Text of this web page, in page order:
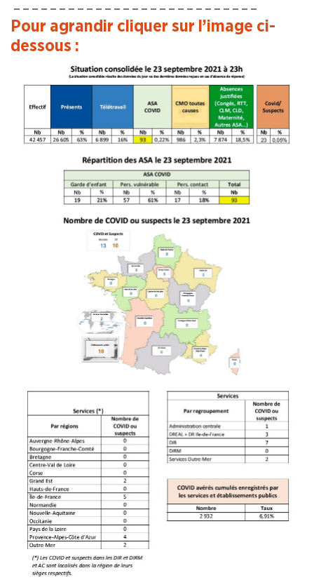
– – – – – – – – – – – – – – – – – – – – – – – – – – –
Pour agrandir cliquer sur l’image ci-
dessous :